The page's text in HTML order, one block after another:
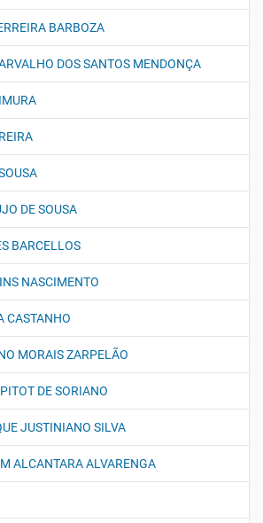
BARBOZA
DOS SANTOS MENDONÇA
DE SOUSA
BARCELLOS
NASCIMENTO
CASTANHO
MORAIS ZARPELÃO
DE SORIANO
JUSTINIANO SILVA
ALCANTARA ALVARENGA